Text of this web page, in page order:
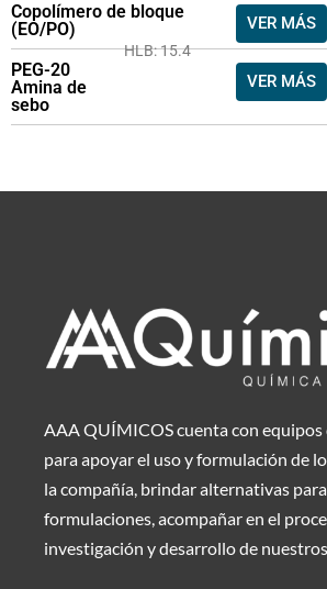
Copolímero de bloque
(EO/PO)
VER MÁS
PEG-20
Amina de
sebo
HLB: 15.4
VER MÁS
AAA QUÍMICOS cuenta con
para apoyar el uso y formulación de
la compañía, brindar alternativas
formulaciones, acompañar en el
investigación y desarrollo de